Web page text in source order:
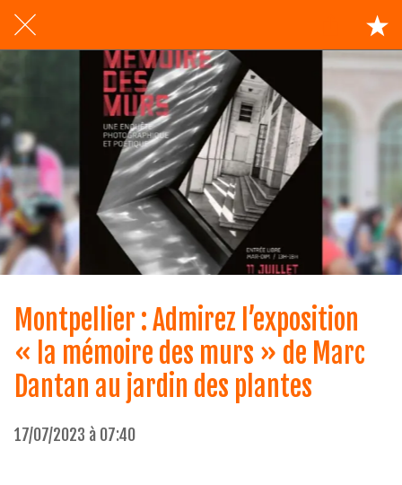
Montpellier : Admirez l’exposition
« la mémoire des murs » de Marc
Dantan au jardin des plantes
17/07/2023 à 07:40